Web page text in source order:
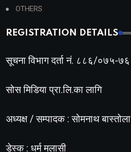
OTHERS
REGISTRATION DETAILS
सूचना विभाग दर्ता नं. ८८६/०७५-७६
सोस मिडिया प्रा.लि.का लागि
अध्यक्ष / सम्पादक : सोमनाथ बास्तोला
डेस्क : धर्म मलासी